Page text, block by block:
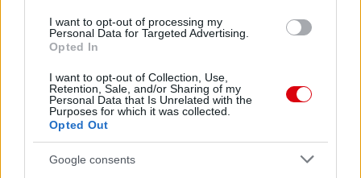
I want to opt-out of processing my
Personal Data for Targeted Advertising.
Opted In
I want to opt-out of Collection, Use,
Retention, Sale, and/or Sharing of my
Personal Data that Is Unrelated with the
Purposes for which it was collected.
Opted Out
Google consents
Meccs Center